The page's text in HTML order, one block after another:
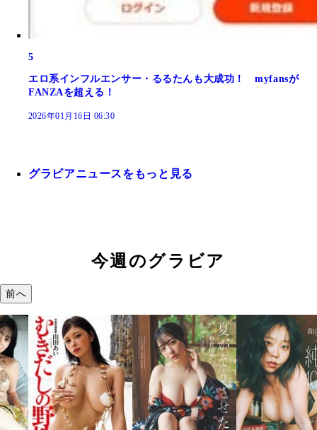
5
エロ系インフルエンサー・るるたんも大成功！ myfansが
FANZAを超える！
2026年01月16日 06:30
グラビアニュースをもっと見る
今週のグラビア
前へ
溝端 葵『もう
つの、あおい